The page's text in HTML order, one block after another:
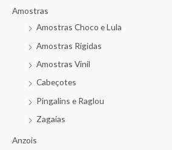
Amostras
Amostras Choco e Lula
Amostras Rigidas
Amostras Vinil
Cabeçotes
Pingalins e Raglou
Zagaias
Anzois